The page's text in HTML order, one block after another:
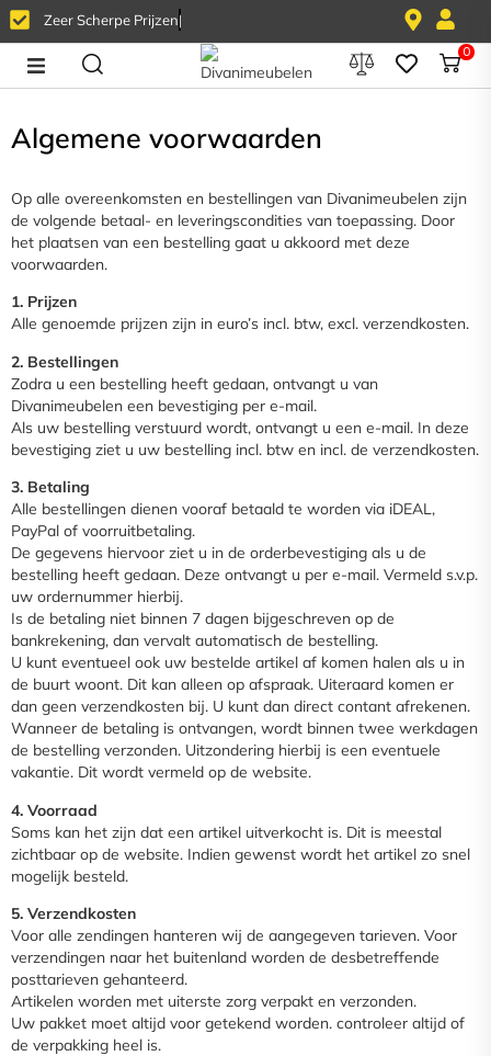
ZeerScherpe Prijz
e
n
Stoelen
Fauteuils
Kasten
Overig
Compleet programma
0
Algemene voorwaarden
Op alle overeenkomsten en bestellingen van Divanimeubelen zijn
de volgende betaal- en leveringscondities van toepassing. Door
het plaatsen van een bestelling gaat u akkoord met deze
voorwaarden.
1. Prijzen
Alle genoemde prijzen zijn in euro’s incl. btw, excl. verzendkosten.
2. Bestellingen
Zodra u een bestelling heeft gedaan, ontvangt u van
Divanimeubelen een bevestiging per e-mail.
Als uw bestelling verstuurd wordt, ontvangt u een e-mail. In deze
bevestiging ziet u uw bestelling incl. btw en incl. de verzendkosten.
3. Betaling
Alle bestellingen dienen vooraf betaald te worden via iDEAL,
PayPal of voorruitbetaling.
De gegevens hiervoor ziet u in de orderbevestiging als u de
bestelling heeft gedaan. Deze ontvangt u per e-mail. Vermeld s.v.p.
uw ordernummer hierbij.
Is de betaling niet binnen 7 dagen bijgeschreven op de
bankrekening, dan vervalt automatisch de bestelling.
U kunt eventueel ook uw bestelde artikel af komen halen als u in
de buurt woont. Dit kan alleen op afspraak. Uiteraard komen er
dan geen verzendkosten bij. U kunt dan direct contant afrekenen.
Wanneer de betaling is ontvangen, wordt binnen twee werkdagen
de bestelling verzonden. Uitzondering hierbij is een eventuele
vakantie. Dit wordt vermeld op de website.
4. Voorraad
Soms kan het zijn dat een artikel uitverkocht is. Dit is meestal
zichtbaar op de website. Indien gewenst wordt het artikel zo snel
mogelijk besteld.
5. Verzendkosten
Voor alle zendingen hanteren wij de aangegeven tarieven. Voor
verzendingen naar het buitenland worden de desbetreffende
posttarieven gehanteerd.
Artikelen worden met uiterste zorg verpakt en verzonden.
Uw pakket moet altijd voor getekend worden. controleer altijd of
de verpakking heel is.